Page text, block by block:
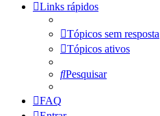
Links rápidos
Tópicos sem resposta
Tópicos ativos
Pesquisar
FAQ